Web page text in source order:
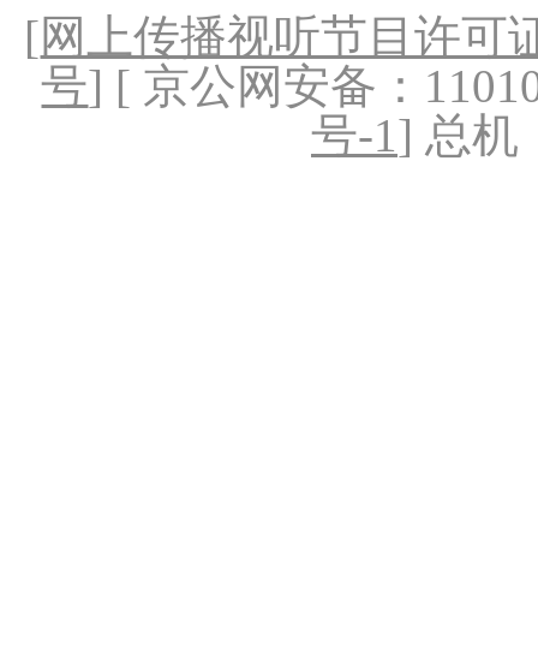
[网上传播视听节目许可
号] [ 京公网安备：
号-1] 总机